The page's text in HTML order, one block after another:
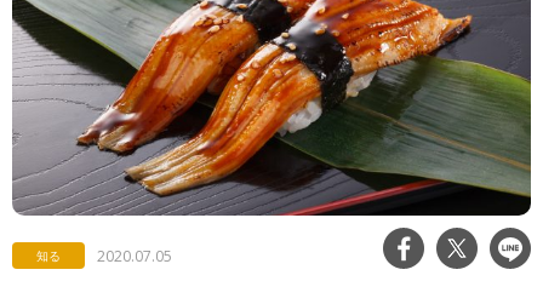
知る 2020.07.05